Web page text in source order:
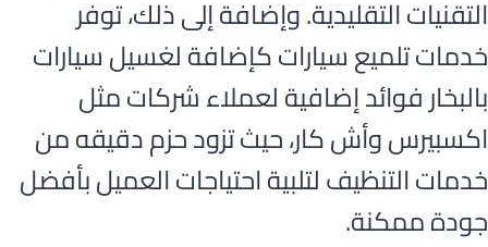
التقنيات التقليدية. وإضافة إلى ذلك، توفر
خدمات تلميع سيارات كإضافة لغسيل سيارات
بالبخار فوائد إضافية لعملاء شركات مثل
اكسبيرس وأش كار، حيث تزود حزم دقيقه من
خدمات التنظيف لتلبية احتياجات العميل بأفضل
جودة ممكنة.